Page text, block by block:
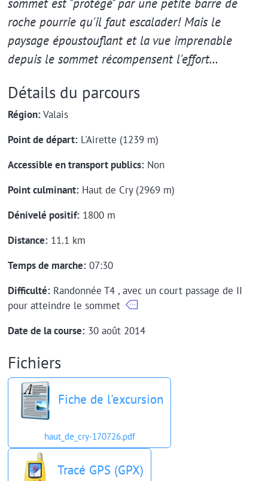
roche pourrie qu'il faut escalader! Mais le
paysage époustouflant et la vue imprenable
depuis le sommet récompensent l'effort…
Détails du parcours
Région:Valais
Point de départ:L'Airette (1239 m)
Accessible en transport publics:Non
Point culminant:Haut de Cry (2969 m)
Dénivelé positif:1800 m
Distance:11.1 km
Temps de marche:07:30
Difficulté:Randonnée T4 , avec un court passage de II
pour atteindre le sommet
Date de la course:30 août 2014
Fichiers
Fiche de l'excursion
haut_de_cry-170726.pdf
Tracé GPS (GPX)